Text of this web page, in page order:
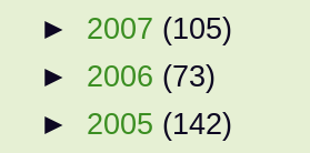
► 2007 (105)
► 2006 (73)
► 2005 (142)